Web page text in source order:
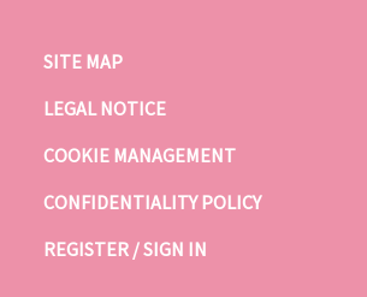
SITE MAP
LEGAL NOTICE
COOKIE MANAGEMENT
CONFIDENTIALITY POLICY
REGISTER / SIGN IN